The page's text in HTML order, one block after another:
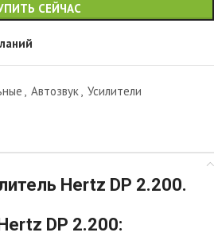
СЕЙЧАС
, Автозвук, Усилители
Hertz DP 2.200.
DP 2.200: